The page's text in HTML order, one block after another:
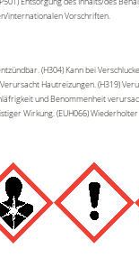
internationalen Vorschriften.
(H304) Kann bei
Hautreizungen. (H319)
und Benommenheit
Wirkung. (EUH066)